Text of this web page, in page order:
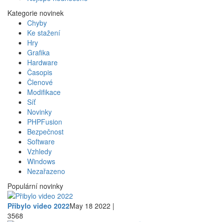
Kategorie novinek
Chyby
Ke stažení
Hry
Grafika
Hardware
Časopis
Členové
Modifikace
Síť
Novinky
PHPFusion
Bezpečnost
Software
Vzhledy
Windows
Nezařazeno
Populární novinky
Přibylo video 2022May 18 2022 |
3568